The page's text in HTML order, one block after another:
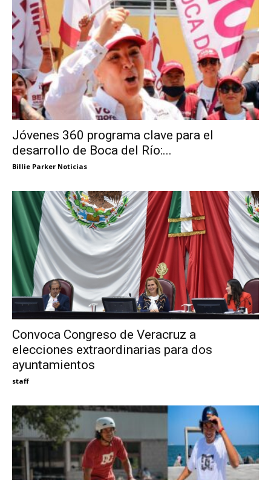
Jóvenes 360 programa clave para el
desarrollo de Boca del Río:...
Billie Parker Noticias
Convoca Congreso de Veracruz a
elecciones extraordinarias para dos
ayuntamientos
staff